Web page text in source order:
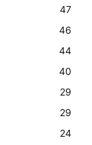
47
46
44
40
29
29
24